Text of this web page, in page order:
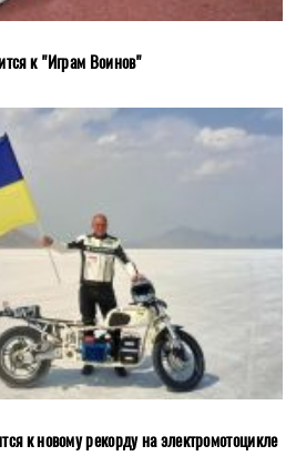
к "Играм Воинов"
к новому рекорду на электромотоцикле